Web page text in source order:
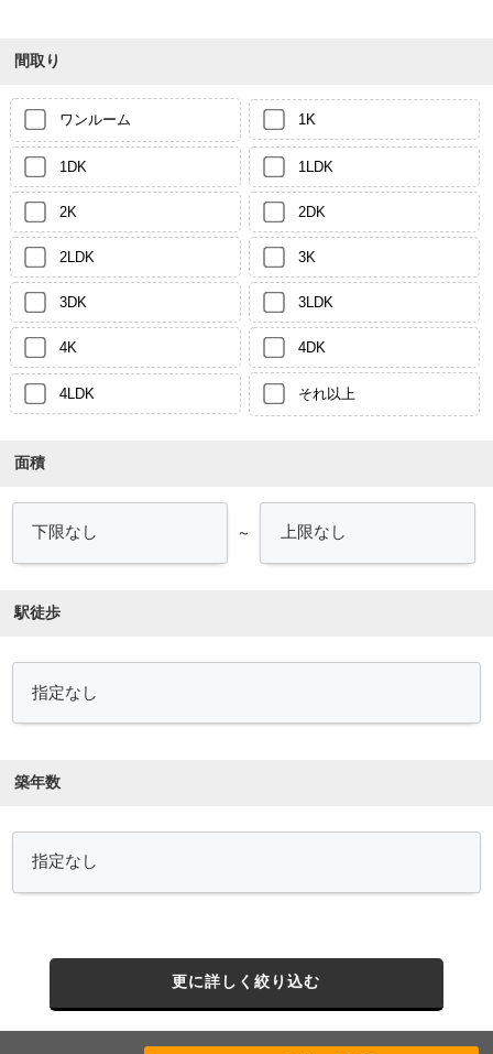
間取り
ワンルーム 1K
1DK 1LDK
2K 2DK
2LDK 3K
3DK 3LDK
4K 4DK
4LDK それ以上
面積
～
駅徒歩
築年数
更に詳しく絞り込む